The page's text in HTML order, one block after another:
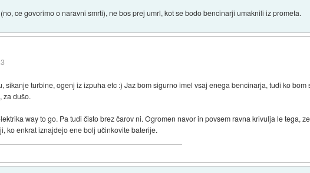
ce govorimo o naravni smrti), ne bos prej umrl, kot se bodo bencinarji umaknili iz prometa.
sikanje turbine, ogenj iz izpuha etc :) Jaz bom sigurno imel vsaj enega bencinarja, tudi ko
za dušo.
way to go. Pa tudi čisto brez čarov ni. Ogromen navor in povsem ravna krivulja le tega,
ko enkrat iznajdejo ene bolj učinkovite baterije.